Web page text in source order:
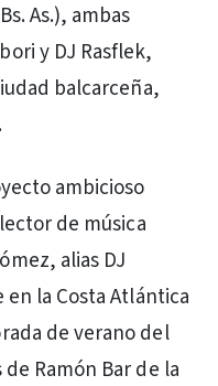
As.), ambas
y DJ Rasflek,
balcarceña,
ambicioso
de música
alias DJ
la Costa Atlántica
de verano del
Ramón Bar de la